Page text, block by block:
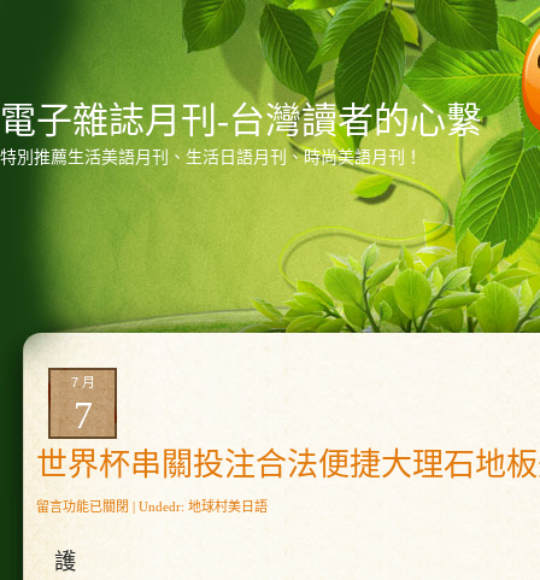
電子雜誌月刊-台灣讀者的心繫
特別推薦生活美語月刊、生活日語月刊、時尚美語月刊！
7 月
7
世界杯串關投注合法便捷大理石地
在
〈世
杯
留言功能已關閉 | Undedr: 地球村美日語
護